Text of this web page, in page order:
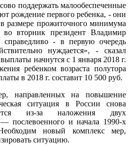
поддержать малообеспеченные
рождение первого ребенка, - они
размере прожиточного минимума
во вторник президент Владимир
- в первую очередь
нуждается», - сказал
начнутся с 1 января 2018 г.
ребенком возраста полутора
в 2018 г. составит 10 500 руб.
направленных на повышение
ситуация в России снова
из-за наложения двух
послевоенного и начала 1990-х
новый комплекс мер,
ситуацию.